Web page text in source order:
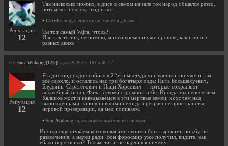
Репутация
12
Так насколько помню, в дисе в самом начале ток народ общался резво,
потом чет полгода-год и все
• Cocytus подумал несколько минут и добавил:
Ты тот самый Vajra, чтоль?
Или как-то так, не помню, много времени уже прошло, как и много
разных акков
От: Sun_Wukong [12|5] | Дата 2026-05-16 05:00:27
Репутация
12
Я в дискорд олдов собрал в 22м и мы туда упиздячили, но уже и там
всё сдохло, и осталось нас три богатыря олда: Пита Большехуевич,
Блудвинг Стратегович и Наци Хорсович — которые сохраняют
волшебный огонь Фача в своей скромной избе. Иногда мы пересекаем
Калинов мост и наведываемся в эти мёртвые земли, хохочем над
вырожденцами, заполонившими некогда прекрасное пространство
игровой презервации, да мёд попиваем.
• Sun_Wukong подумал несколько минут и добавил:
Иногда ещё стукаем кого волынами своими богатырскими по лбу не
развлечения, а науки ради. Вон форосмир уже получил, видите, как
ебало перекосило? Только так и не научился ничему…